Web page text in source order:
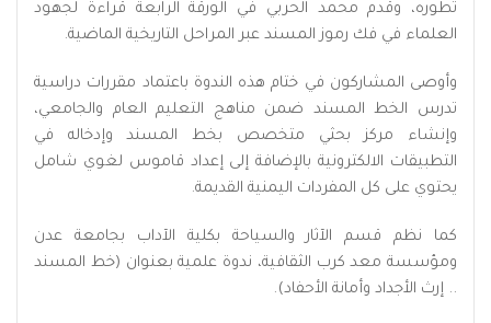
تطوره، وقدم محمد الحربي في الورقة الرابعة قراءة لجهود
العلماء في فك رموز المسند عبر المراحل التاريخية الماضية.
وأوصى المشاركون في ختام هذه الندوة باعتماد مقررات دراسية
تدرس الخط المسند ضمن مناهج التعليم العام والجامعي،
وإنشاء مركز بحثي متخصص بخط المسند وإدخاله في
التطبيقات الالكترونية بالإضافة إلى إعداد قاموس لغوي شامل
يحتوي على كل المفردات اليمنية القديمة.
كما نظم قسم الآثار والسياحة بكلية الآداب بجامعة عدن
ومؤسسة معد كرب الثقافية، ندوة علمية بعنوان (خط المسند
.. إرث الأجداد وأمانة الأحفاد).